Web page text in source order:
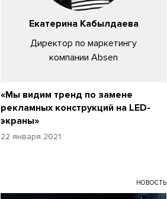
Екатерина Кабылдаева
Директор по маркетингу
компании Absen
«Мы видим тренд по замене
рекламных конструкций на LED-
экраны»
22 января 2021
НОВОСТЬ